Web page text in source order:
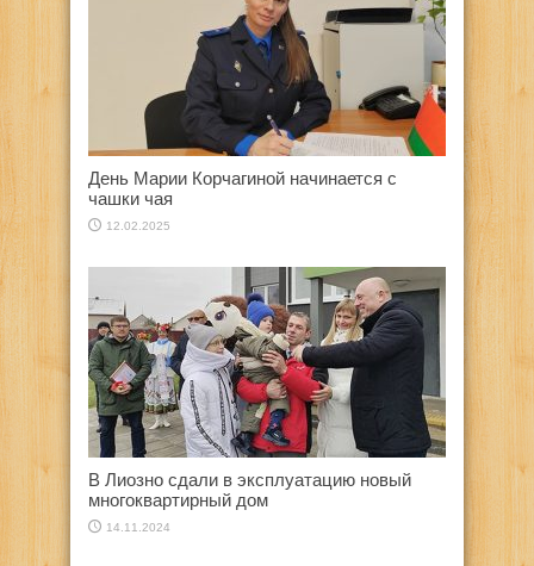
День Марии Корчагиной начинается с
чашки чая
12.02.2025
В Лиозно сдали в эксплуатацию новый
многоквартирный дом
14.11.2024